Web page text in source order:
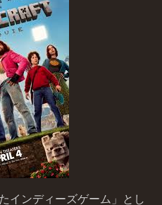
インディーズゲーム」とし